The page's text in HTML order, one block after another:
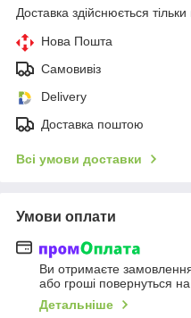
Доставка здійснюється
Нова Пошта
Самовивіз
Delivery
Доставка поштою
Всі умови доставки
Умови оплати
Ви отримаєте
або гроші повернуться
Детальніше